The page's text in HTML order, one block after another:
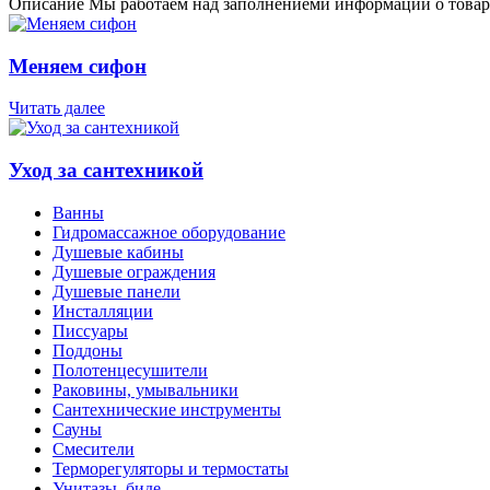
Меняем сифон
Читать далее
Уход за сантехникой
Ванны
Гидромассажное оборудование
Душевые кабины
Душевые ограждения
Душевые панели
Инсталляции
Писсуары
Поддоны
Полотенцесушители
Раковины, умывальники
Сантехнические инструменты
Сауны
Смесители
Терморегуляторы и термостаты